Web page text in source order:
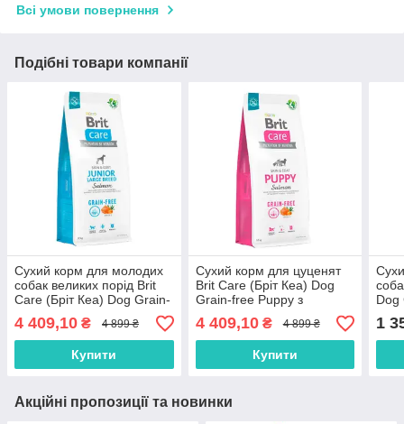
Всі умови повернення
Подібні товари компанії
Сухий корм для молодих
собак великих порід Brit
Care (Бріт Кеа) Dog Grain-
free Junior Large Breed з
лососем 12 кг
4 409,10 ₴ 4 899 ₴
Купити
Сухий корм для цуценят
Brit Care (Бріт Кеа) Dog
Grain-free Puppy з
лососем 12 кг
4 409,10₴ 4 899 ₴
Купити
Dog
1
Акційні пропозиції та новинки